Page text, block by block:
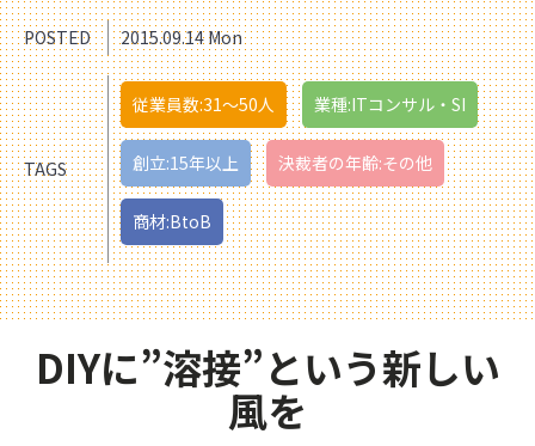
POSTED 2015.09.14 Mon
TAGS
従業員数:31〜50人 業種:ITコンサル・SI
創立:15年以上 決裁者の年齢:その他
商材:BtoB
DIYに”溶接”という新しい
風を